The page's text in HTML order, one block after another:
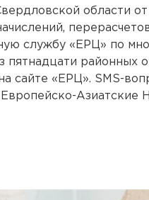
области
службу «ЕРЦ» по
пятнадцати районных
сайте «ЕРЦ». SMS-
Азиатские